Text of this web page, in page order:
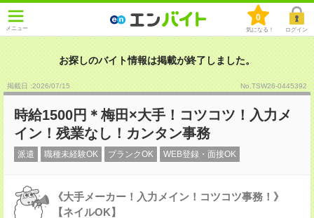
メニュー
0
気になる！ ログイン
お探しのバイト情報は掲載が終了しました。
掲載日 :2026/07/15 No.TSW26-0445392
時給1500円＊梅田×大手！コツコツ！入力メ
イン！残業なし！カンタン事務
派遣 職種未経験OK ブランクOK WEB登録・面接OK
《大手メーカー！入力メイン！コツコツ事務！》
【ネイルOK】